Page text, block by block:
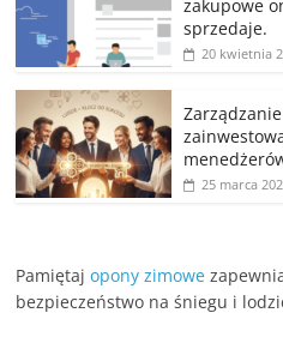
zakupowe
sprzedaje.
20 kwietnia
25 marca
Pamiętajopony zimowe
bezpieczeństwo na śniegu i